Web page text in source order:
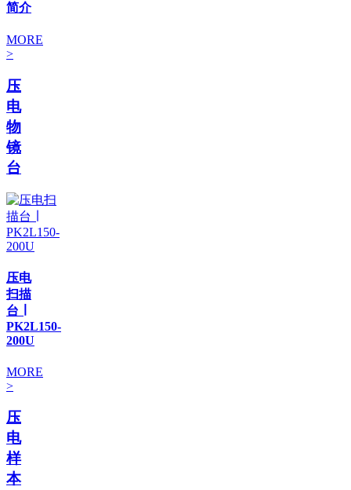
简介
MORE
>
压
电
物
镜
台
压电
扫描
台 ∣
PK2L150-
200U
MORE
>
压
电
样
本